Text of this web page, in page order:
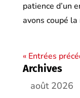
patience d’un
avons coupé
« Entrées
Archives
août 2026